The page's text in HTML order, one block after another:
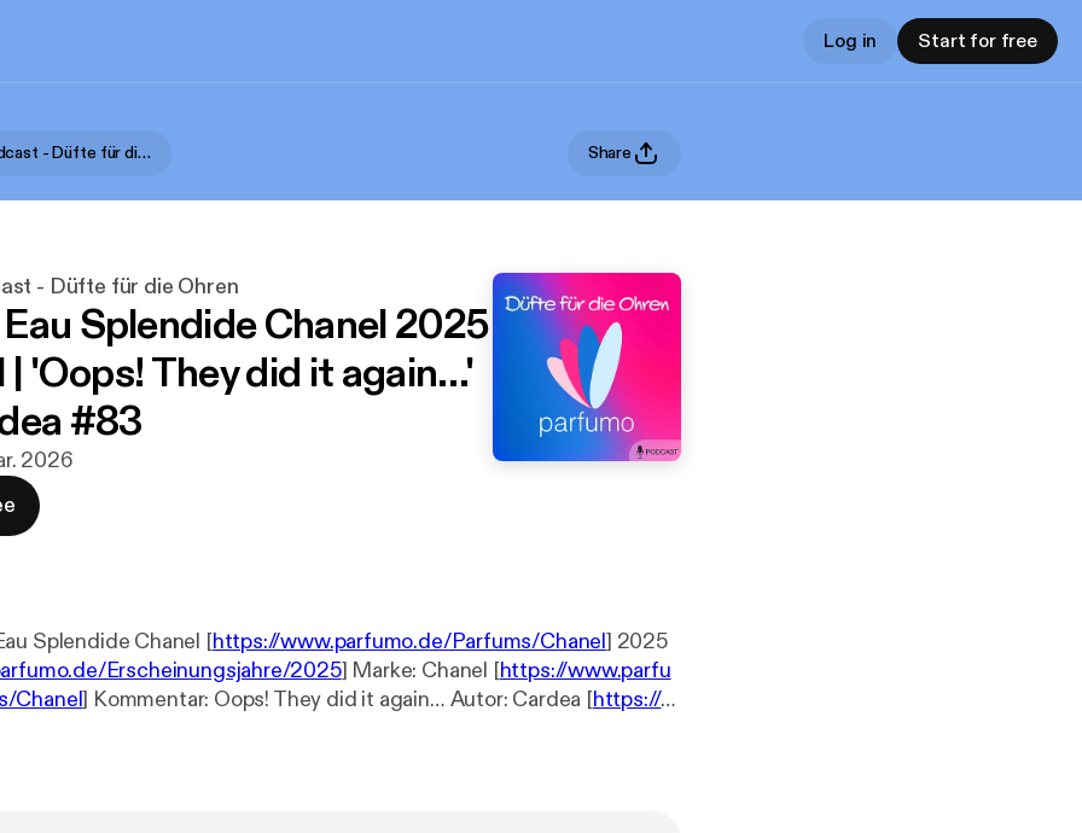
Log in Start for free
Parfumo Podcast - Düfte für die Ohren Share
- Düfte für die Ohren
Splendide Chanel 2025
| 'Oops! They did it again…'
#83
2026
Splendide Chanel [https://www.parfumo.de/Parfums/Chanel] 2025
Erscheinungsjahre/2025 ] Marke: Chanel [https://www.parfu
Chanel
] Kommentar: Oops! They did it again… Autor: Cardea [https://w
rezensionen/470361